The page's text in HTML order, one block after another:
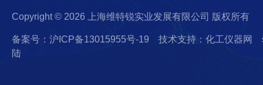
Copyright © 2026 上海维特锐实业发展有限公司 版权所有
备案号：沪ICP备13015955号-19 技术支持：化工仪器网
陆